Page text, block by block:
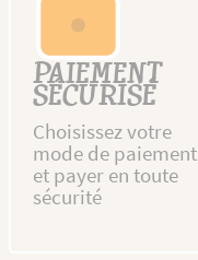
PAIEMENT
SÉCURISÉ
Choisissez votre
mode de paiement
et payer en toute
sécurité